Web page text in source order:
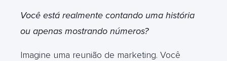
Você está realmente contando uma história
ou apenas mostrando números?
Imagine uma reunião de marketing. Você